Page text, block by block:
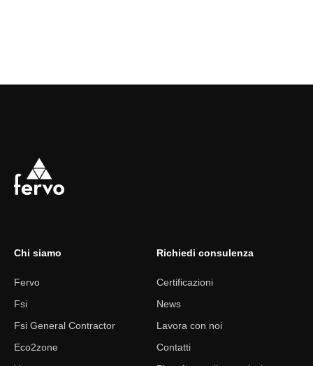
Chi siamo
Fervo
Fsi
Fsi General Contractor
Eco2zone
Richiedi consulenza
Certificazioni
News
Lavora con noi
Contatti